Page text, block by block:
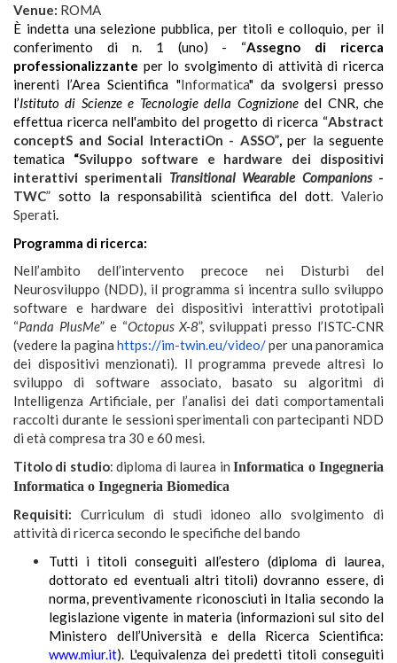
Venue: ROMA
È indetta una selezione pubblica, per titoli e colloquio, per il
conferimento di n. 1 (uno) - “Assegno di ricerca
professionalizzante per lo svolgimento di attività di ricerca
inerenti l’Area Scientifica "Informatica" da svolgersi presso
l’Istituto di Scienze e Tecnologie della Cognizionedel CNR, che
effettua ricerca nell'ambito del progetto di ricerca “Abstract
conceptS and Social InteractiOn - ASSO”, per la seguente
tematica “Sviluppo software e hardware dei dispositivi
interattivi sperimentali Transitional Wearable Companions-
TWC”sotto la responsabilità scientifica del dott. Valerio
Sperati.
Programma di ricerca:
Nell’ambito dell’intervento precoce nei Disturbi del
Neurosviluppo (NDD), il programma si incentra sullo sviluppo
software e hardware dei dispositivi interattivi prototipali
“Panda PlusMe” e “Octopus X-8”, sviluppati presso l’ISTC-CNR
(vedere la pagina https://im-twin.eu/video/per una panoramica
dei dispositivi menzionati). Il programma prevede altresì lo
sviluppo di software associato, basato su algoritmi di
Intelligenza Artificiale, per l’analisi dei dati comportamentali
raccolti durante le sessioni sperimentali con partecipanti NDD
di età compresa tra 30 e 60 mesi.
Titolo di studio: diploma di laurea inInformatica o Ingegneria
Informatica o Ingegneria Biomedica
Requisiti: Curriculum di studi idoneo allo svolgimento di
attività di ricerca secondo le specifiche del bando
Tutti i titoli conseguiti all’estero (diploma di laurea,
dottorato ed eventuali altri titoli) dovranno essere, di
norma, preventivamente riconosciuti in Italia secondo la
legislazione vigente in materia (informazioni sul sito del
Ministero dell’Università e della Ricerca Scientifica:
www.miur.it). L'equivalenza dei predetti titoli conseguiti